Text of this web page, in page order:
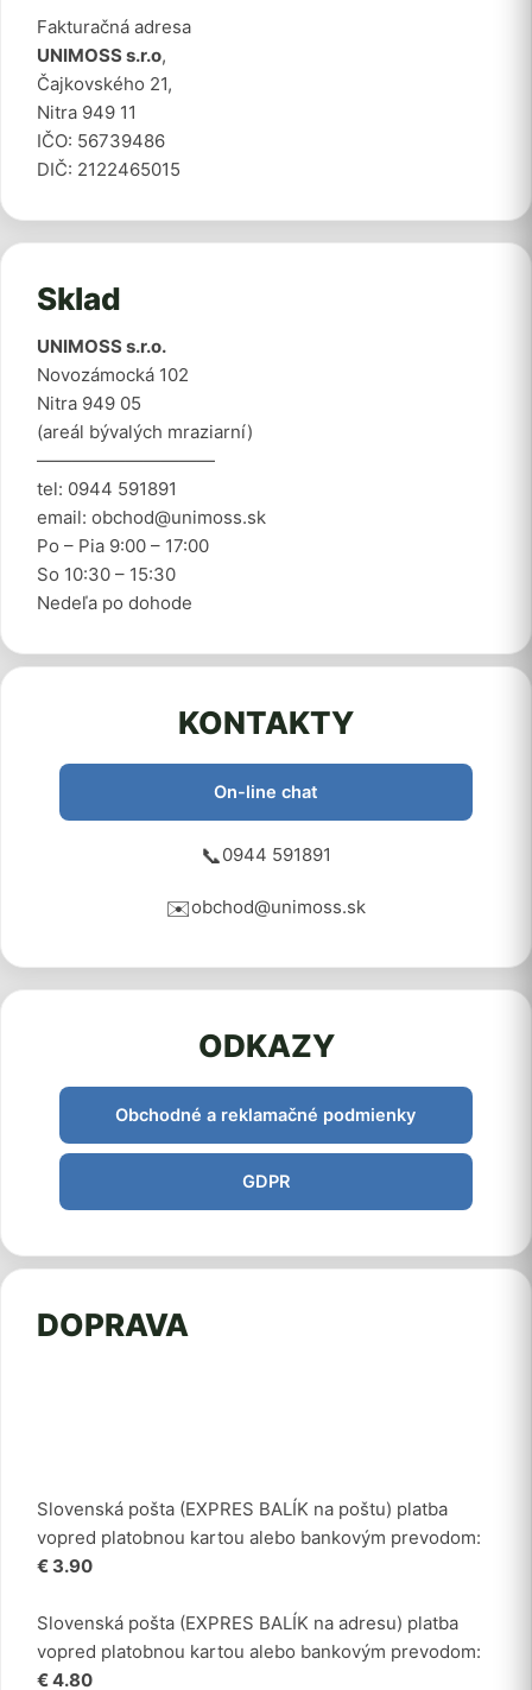
Fakturačná adresa
UNIMOSS s.r.o,
Čajkovského 21,
Nitra 949 11
IČO: 56739486
DIČ: 2122465015
Sklad
UNIMOSS s.r.o.
Novozámocká 102
Nitra 949 05
(areál bývalých mraziarní)
——————————
tel: 0944 591891
email: obchod@unimoss.sk
Po – Pia 9:00 – 17:00
So 10:30 – 15:30
Nedeľa po dohode
KONTAKTY
On-line chat
📞0944 591891
✉️obchod@unimoss.sk
ODKAZY
Obchodné a reklamačné podmienky
GDPR
DOPRAVA
Slovenská pošta (EXPRES BALÍK na poštu) platba
vopred platobnou kartou alebo bankovým prevodom:
€ 3.90
Slovenská pošta (EXPRES BALÍK na adresu) platba
vopred platobnou kartou alebo bankovým prevodom:
€ 4.80